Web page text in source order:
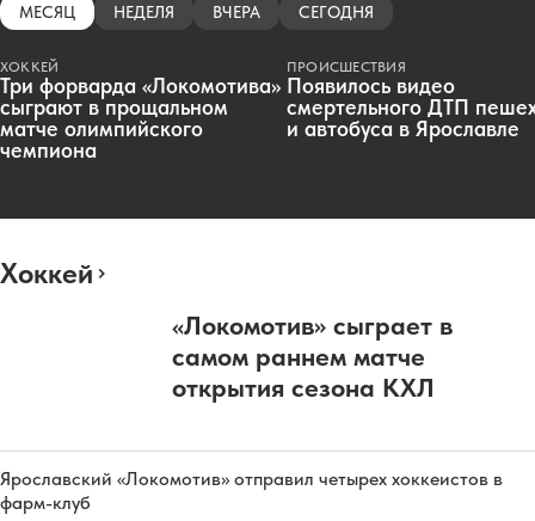
МЕСЯЦ НЕДЕЛЯ ВЧЕРА СЕГОДНЯ
ХОККЕЙ
Три форварда «Локомотива»
сыграют в прощальном
матче олимпийского
чемпиона
ПРОИСШЕСТВИЯ
Появилось видео
смертельного ДТП
и автобуса в Ярославле
Хоккей
«Локомотив» сыграет в
самом раннем матче
открытия сезона КХЛ
Ярославский «Локомотив» отправил четырех хоккеистов в
фарм-клуб